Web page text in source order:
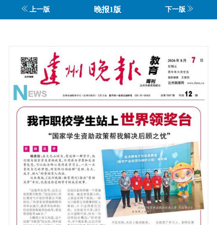
上一版 晚报1版 下一版